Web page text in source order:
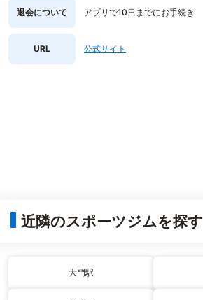
退会について アプリで10日までにお手続き
URL 公式サイト
近隣のスポーツジムを探す
大門駅